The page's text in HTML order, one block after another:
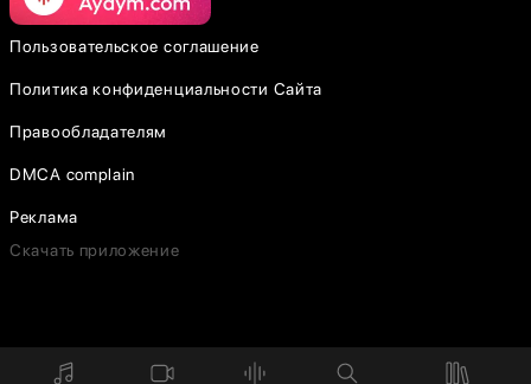
Пользовательское соглашение
Политика конфиденциальности Сайта
Правообладателям
DMCA complain
Реклама
Скачать приложение